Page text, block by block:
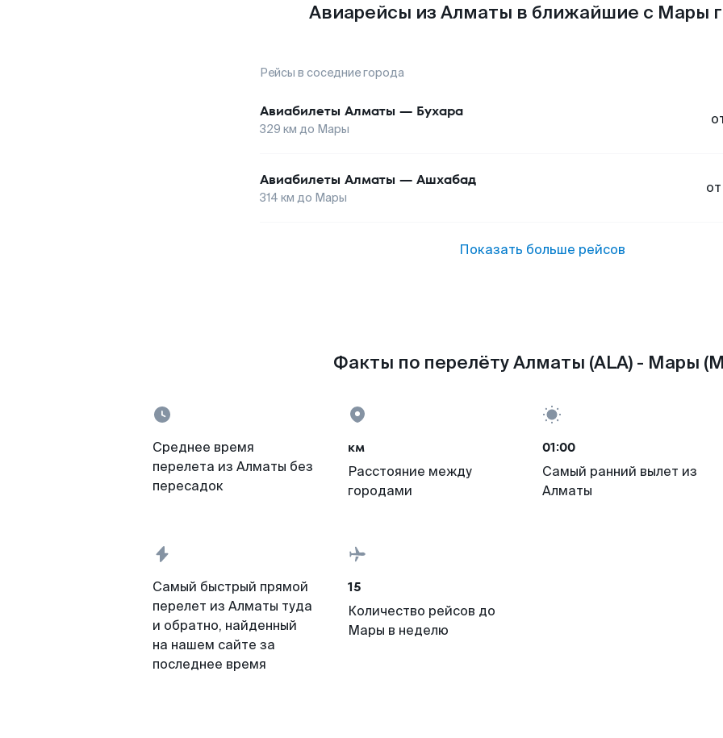
Авиарейсы из Алматы в ближайшие с Мары
Рейсы в соседние города
Авиабилеты Алматы — Бухара
329 км до Мары
Авиабилеты Алматы — Ашхабад
314 км до Мары
от
Показать больше рейсов
Факты по перелёту Алматы (ALA) - Мары
Среднее время
перелета из Алматы без
пересадок
км
Расстояние между
городами
01:00
Самый ранний вылет из
Алматы
Самый быстрый прямой
перелет из Алматы туда
и обратно, найденный
на нашем сайте за
последнее время
15
Количество рейсов до
Мары в неделю